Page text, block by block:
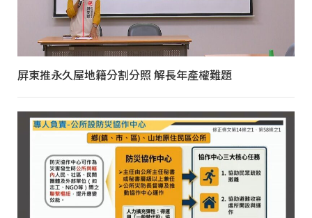
屏東推永久屋地籍分割分照 解長年產權難題